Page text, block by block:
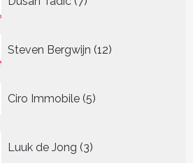
producten
Steven Bergwijn 12
producten
Ciro Immobile 5
producten
Luuk de Jong 3
producten